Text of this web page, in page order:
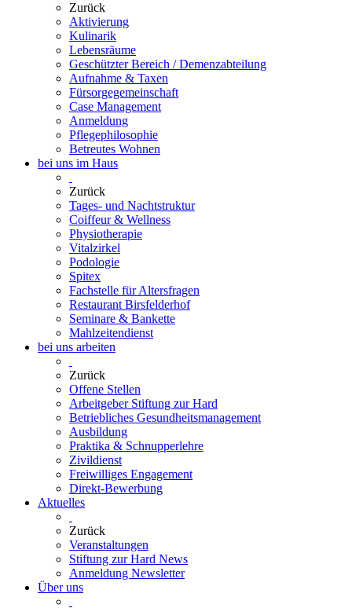
Zurück
Aktivierung
Kulinarik
Lebensräume
Geschützter Bereich / Demenzabteilung
Aufnahme & Taxen
Fürsorgegemeinschaft
Case Management
Anmeldung
Pflegephilosophie
Betreutes Wohnen
bei uns im Haus
Zurück
Tages- und Nachtstruktur
Coiffeur & Wellness
Physiotherapie
Vitalzirkel
Podologie
Spitex
Fachstelle für Altersfragen
Restaurant Birsfelderhof
Seminare & Bankette
Mahlzeitendienst
bei uns arbeiten
Zurück
Offene Stellen
Arbeitgeber Stiftung zur Hard
Betriebliches Gesundheitsmanagement
Ausbildung
Praktika & Schnupperlehre
Zivildienst
Freiwilliges Engagement
Direkt-Bewerbung
Aktuelles
Zurück
Veranstaltungen
Stiftung zur Hard News
Anmeldung Newsletter
Über uns